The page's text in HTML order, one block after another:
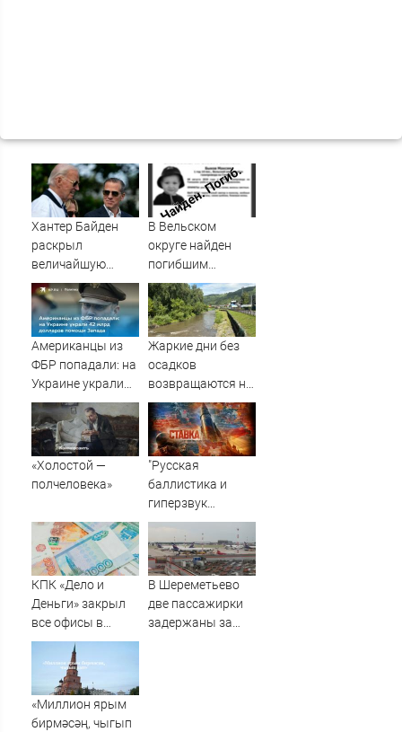
Хантер Байден
раскрыл
величайшую
ошибку своего
отца: бездействие
против Трампа
В Вельском
округе найден
погибшим
пропавший
полуторагодовалый
ребёнок
Американцы из
ФБР попадали: на
Украине украли
42 млрд долларов
помощи Запада
Жаркие дни без
осадков
возвращаются на
Алтай
«Холостой —
полчеловека»
"Русская
баллистика и
гиперзвук
нацелены на
Киев!": Для
разрушения
мостов через
КПК «Дело и
Деньги» закрыл
все офисы в
Кирове
В Шереметьево
две пассажирки
задержаны за
«Миллион ярым
бирмәсәң, чыгып